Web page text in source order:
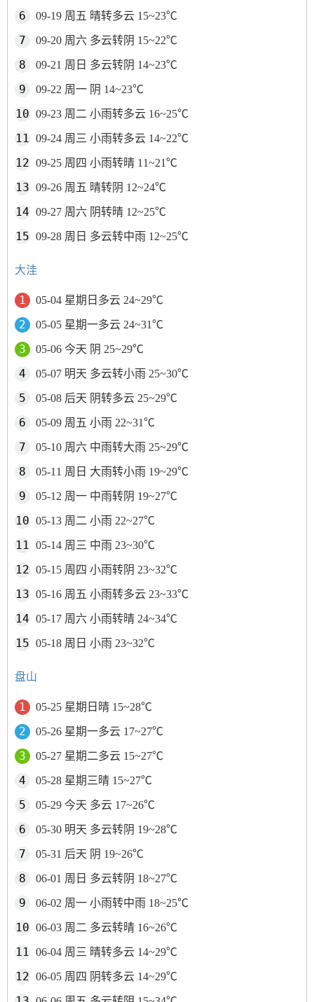
09-19 周五 晴转多云 15~23℃
09-20 周六 多云转阴 15~22℃
09-21 周日 多云转阴 14~23℃
09-22 周一 阴 14~23℃
09-23 周二 小雨转多云 16~25℃
09-24 周三 小雨转多云 14~22℃
09-25 周四 小雨转晴 11~21℃
09-26 周五 晴转阴 12~24℃
09-27 周六 阴转晴 12~25℃
09-28 周日 多云转中雨 12~25℃
大洼
05-04 星期日多云 24~29℃
05-05 星期一多云 24~31℃
05-06 今天 阴 25~29℃
05-07 明天 多云转小雨 25~30℃
05-08 后天 阴转多云 25~29℃
05-09 周五 小雨 22~31℃
05-10 周六 中雨转大雨 25~29℃
05-11 周日 大雨转小雨 19~29℃
05-12 周一 中雨转阴 19~27℃
05-13 周二 小雨 22~27℃
05-14 周三 中雨 23~30℃
05-15 周四 小雨转阴 23~32℃
05-16 周五 小雨转多云 23~33℃
05-17 周六 小雨转晴 24~34℃
05-18 周日 小雨 23~32℃
盘山
05-25 星期日晴 15~28℃
05-26 星期一多云 17~27℃
05-27 星期二多云 15~27℃
05-28 星期三晴 15~27℃
05-29 今天 多云 17~26℃
05-30 明天 多云转阴 19~28℃
05-31 后天 阴 19~26℃
06-01 周日 多云转阴 18~27℃
06-02 周一 小雨转中雨 18~25℃
06-03 周二 多云转晴 16~26℃
06-04 周三 晴转多云 14~29℃
06-05 周四 阴转多云 14~29℃